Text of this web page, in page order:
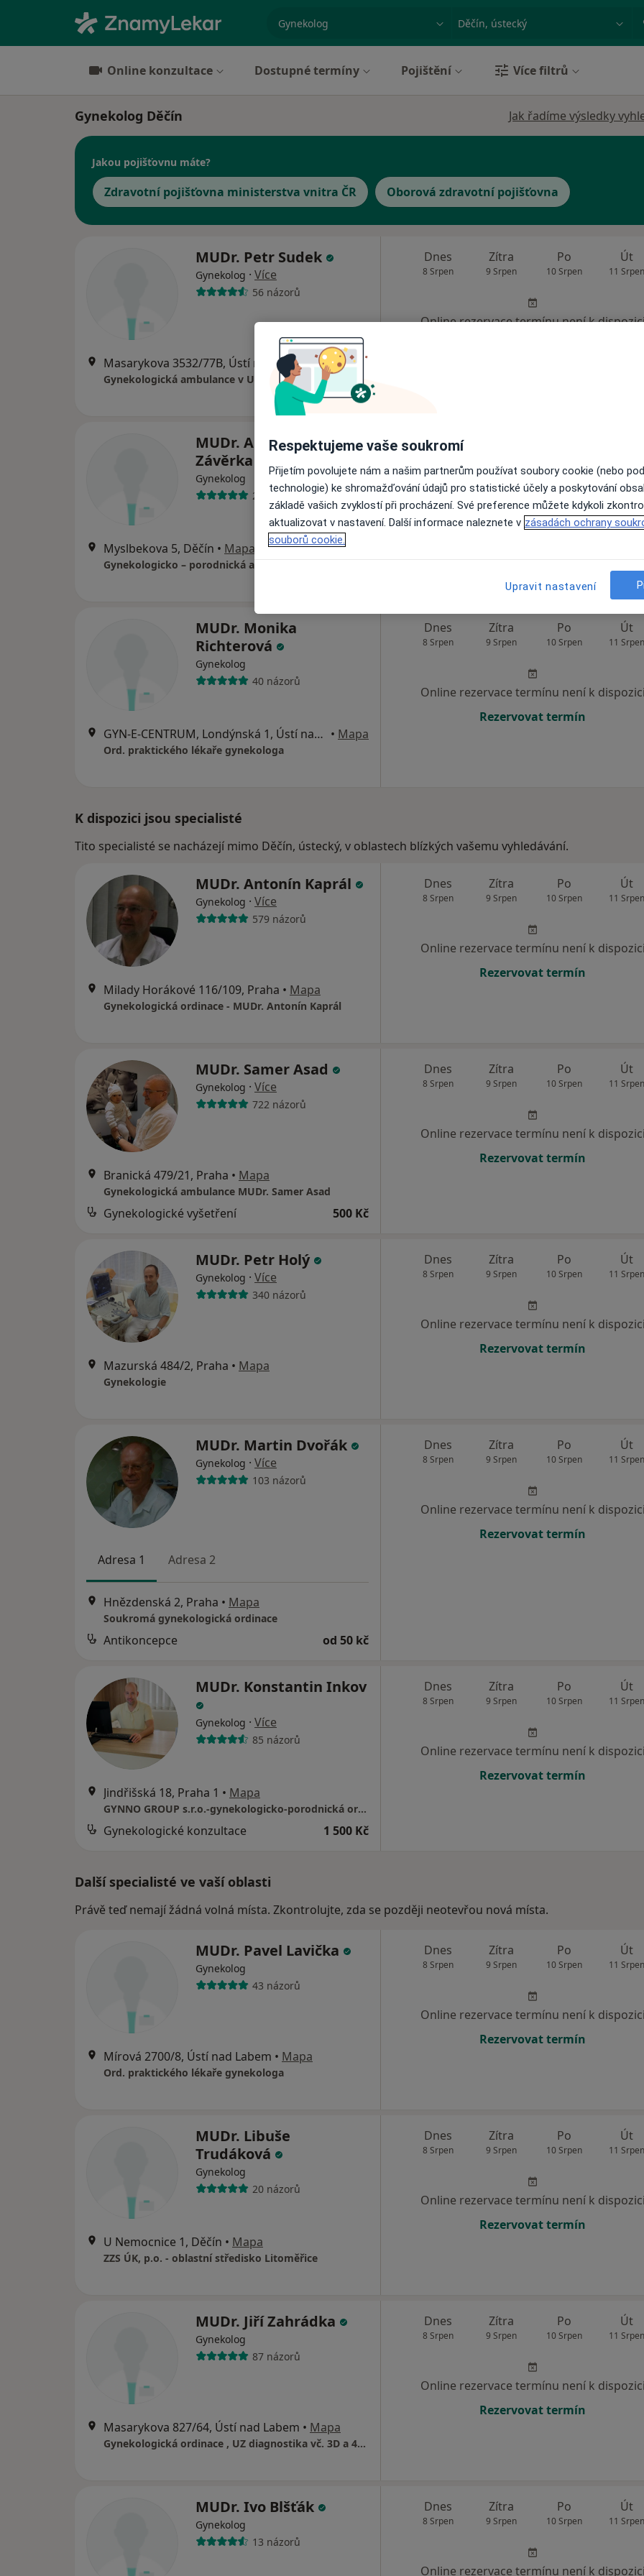
Město nebo region
Online konzultace Dostupné termíny Pojištění Více filtrů
Gynekolog Děčín Jak řadíme výsledky
Jakou pojišťovnu máte?
Zdravotní pojišťovna ministerstva vnitra ČR Oborová zdravotní pojišťovna
MUDr. Petr Sudek
Gynekolog · Více
56 názorů
Masarykova 3532/77B, Ústí nad Labem•Mapa
Gynekologická ambulance v UnL
Dnes
8 Srpen
Zítra
9 Srpen
Po
10 Srpen
Út
11 Srpen
Online rezervace termínu není k
MUDr. Alexander
Závěrka
Gynekolog
25 názorů
Myslbekova 5, Děčín • Mapa
Gynekologicko – porodnická ambulance
Dnes
Online rezervace termínu není k
Rezervovat termín
MUDr. Monika
Richterová
Gynekolog
40 názorů
GYN-E-CENTRUM, Londýnská 1, Ústí nad Labem • Mapa
Ord. praktického lékaře gynekologa
Dnes
8 Srpen
Zítra
9 Srpen
Po
10 Srpen
Út
11 Srpen
Online rezervace termínu není k dispozici
Rezervovat termín
K dispozici jsou specialisté
Tito specialisté se nacházejí mimo Děčín, ústecký, v oblastech blízkých vašemu vyhledávání.
MUDr. Antonín Kaprál
Gynekolog · Více
579 názorů
Milady Horákové 116/109, Praha • Mapa
Gynekologická ordinace - MUDr. Antonín Kaprál
Dnes
8 Srpen
Zítra
9 Srpen
Po
10 Srpen
Út
11 Srpen
Online rezervace termínu není k dispozici
Rezervovat termín
MUDr. Samer Asad
Gynekolog · Více
722 názorů
Branická 479/21, Praha • Mapa
Gynekologická ambulance MUDr. Samer Asad
Gynekologické vyšetření 500 Kč
Dnes
8 Srpen
Zítra
9 Srpen
Po
10 Srpen
Út
11 Srpen
Online rezervace termínu není k dispozici
Rezervovat termín
MUDr. Petr Holý
Gynekolog · Více
340 názorů
Mazurská 484/2, Praha • Mapa
Gynekologie
Dnes
8 Srpen
Zítra
9 Srpen
Po
10 Srpen
Út
11 Srpen
Online rezervace termínu není k dispozici
Rezervovat termín
MUDr. Martin Dvořák
Gynekolog · Více
103 názorů
Adresa 1 Adresa 2
Hnězdenská 2, Praha • Mapa
Soukromá gynekologická ordinace
Antikoncepce od 50 kč
Dnes
8 Srpen
Zítra
9 Srpen
Po
10 Srpen
Út
11 Srpen
Online rezervace termínu není k dispozici
Rezervovat termín
MUDr. Konstantin Inkov
Gynekolog · Více
85 názorů
Jindřišská 18, Praha 1 • Mapa
GYNNO GROUP s.r.o.-gynekologicko-porodnická ordinace
Gynekologické konzultace 1 500 Kč
Dnes
8 Srpen
Zítra
9 Srpen
Po
10 Srpen
Út
11 Srpen
Online rezervace termínu není k dispozici
Rezervovat termín
Další specialisté ve vaší oblasti
Právě teď nemají žádná volná místa. Zkontrolujte, zda se později neotevřou nová místa.
MUDr. Pavel Lavička
Gynekolog
43 názorů
Mírová 2700/8, Ústí nad Labem • Mapa
Ord. praktického lékaře gynekologa
Dnes
8 Srpen
Zítra
9 Srpen
Po
10 Srpen
Út
11 Srpen
Online rezervace termínu není k dispozici
Rezervovat termín
MUDr. Libuše
Trudáková
Gynekolog
20 názorů
U Nemocnice 1, Děčín • Mapa
ZZS ÚK, p.o. - oblastní středisko Litoměřice
Dnes
8 Srpen
Zítra
9 Srpen
Po
10 Srpen
Út
11 Srpen
Online rezervace termínu není k dispozici
Rezervovat termín
MUDr. Jiří Zahrádka
Gynekolog
87 názorů
Masarykova 827/64, Ústí nad Labem • Mapa
Gynekologická ordinace , UZ diagnostika vč. 3D a 4D ultrazvuku,
Dnes
8 Srpen
Zítra
9 Srpen
Po
10 Srpen
Út
11 Srpen
Online rezervace termínu není k dispozici
Rezervovat termín
MUDr. Ivo Blšťák
Gynekolog
13 názorů
Dnes
8 Srpen
Zítra
9 Srpen
Po
10 Srpen
Út
11 Srpen
Online rezervace termínu není k dispozici
Respektujeme vaše soukromí
Přijetím povolujete nám a našim partnerům používat soubory cookie (nebo
technologie) ke shromažďování údajů pro statistické účely a poskytování
základě vašich zvyklostí při procházení. Své preference můžete kdykoli
aktualizovat v nastavení. Další informace naleznete v zásadách ochrany
souborů cookie.
Upravit nastavení